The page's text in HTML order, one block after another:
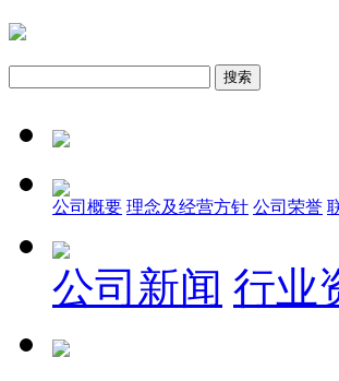
公司概要 理念及经营方针 公司荣誉
公司新闻 行业